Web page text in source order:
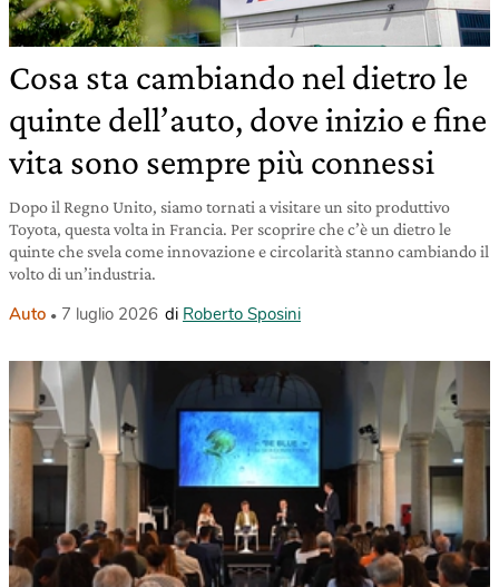
Cosa sta cambiando nel dietro le
quinte dell’auto, dove inizio e fine
vita sono sempre più connessi
Dopo il Regno Unito, siamo tornati a visitare un sito produttivo
Toyota, questa volta in Francia. Per scoprire che c’è un dietro le
quinte che svela come innovazione e circolarità stanno cambiando il
volto di un’industria.
Auto 7 luglio 2026 di Roberto Sposini